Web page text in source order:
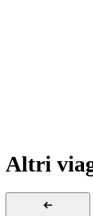
Altri